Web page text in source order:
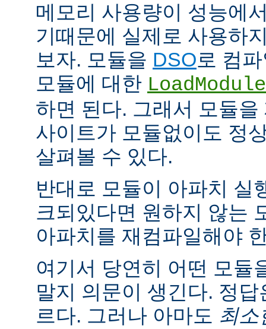
메모리 사용량이 성능에
기때문에 실제로 사용하
보자. 모듈을 DSO로 컴
모듈에 대한 LoadModule
하면 된다. 그래서 모듈
사이트가 모듈없이도 정
살펴볼 수 있다.
반대로 모듈이 아파치 실
크되있다면 원하지 않는
아파치를 재컴파일해야
여기서 당연히 어떤 모듈
말지 의문이 생긴다. 정
르다. 그러나 아마도 최소